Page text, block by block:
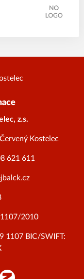
z.s.
Kostelec
621 611
2010
1107 BIC/SWIFT: